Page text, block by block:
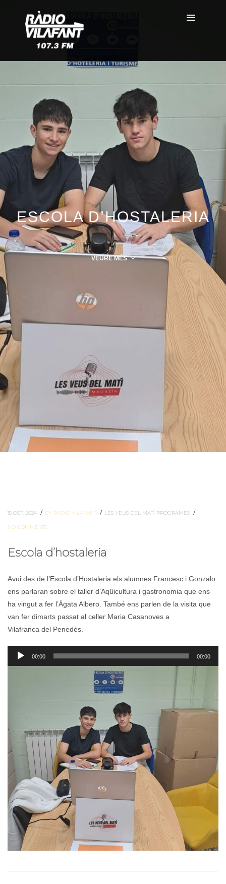
ESCOLA D’HOSTALERIA
VEURE MÉS
15 OCT. 2024 / BY RADIO VILAFANT / LES VEUS DEL MATÍ PROGRAMES /
NO COMMENTS
Escola d’hostaleria
Avui des de l’Escola d’Hostaleria els alumnes Francesc i Gonzalo
ens parlaran sobre el taller d’Aqüicultura i gastronomia que ens
ha vingut a fer l’Àgata Albero. També ens parlen de la visita que
van fer dimarts passat al celler Maria Casanoves a
Vilafranca del Penedès.
Reproductor
d'àudio
00:00 00:00